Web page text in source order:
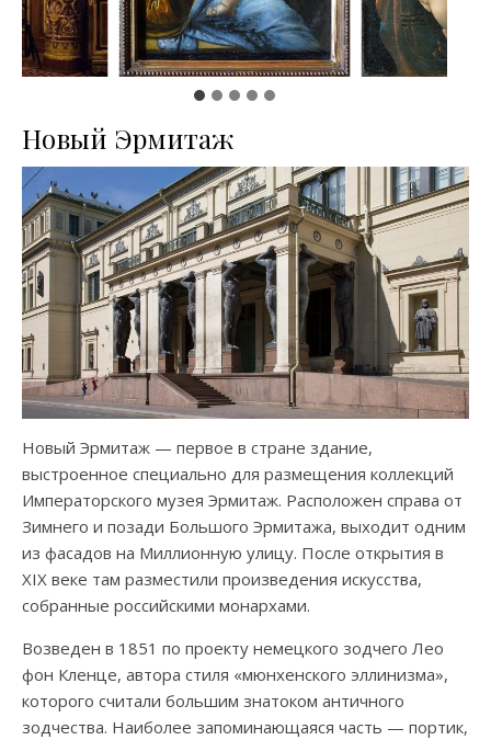
Новый Эрмитаж
Новый Эрмитаж — первое в стране здание,
выстроенное специально для размещения коллекций
Императорского музея Эрмитаж. Расположен справа от
Зимнего и позади Большого Эрмитажа, выходит одним
из фасадов на Миллионную улицу. После открытия в
ХIХ веке там разместили произведения искусства,
собранные российскими монархами.
Возведен в 1851 по проекту немецкого зодчего Лео
фон Кленце, автора стиля «мюнхенского эллинизма»,
которого считали большим знатоком античного
зодчества. Наиболее запоминающаяся часть — портик,